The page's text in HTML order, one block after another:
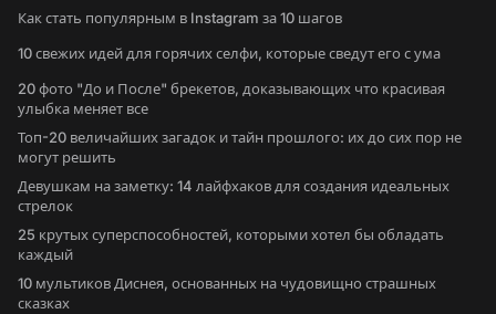
Как стать популярным в Instagram за 10 шагов
10 свежих идей для горячих селфи, которые сведут его с ума
20 фото "До и После" брекетов, доказывающих что красивая
улыбка меняет все
Топ-20 величайших загадок и тайн прошлого: их до сих пор не
могут решить
Девушкам на заметку: 14 лайфхаков для создания идеальных
стрелок
25 крутых суперспособностей, которыми хотел бы обладать
каждый
10 мультиков Диснея, основанных на чудовищно страшных
сказках